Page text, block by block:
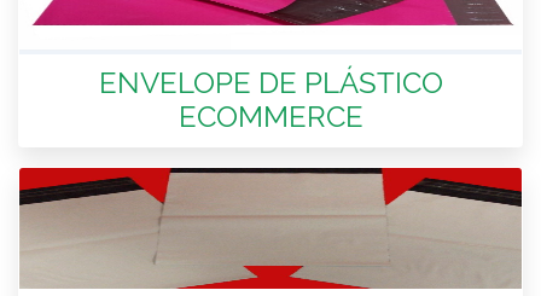
ENVELOPE DE PLÁSTICO
ECOMMERCE